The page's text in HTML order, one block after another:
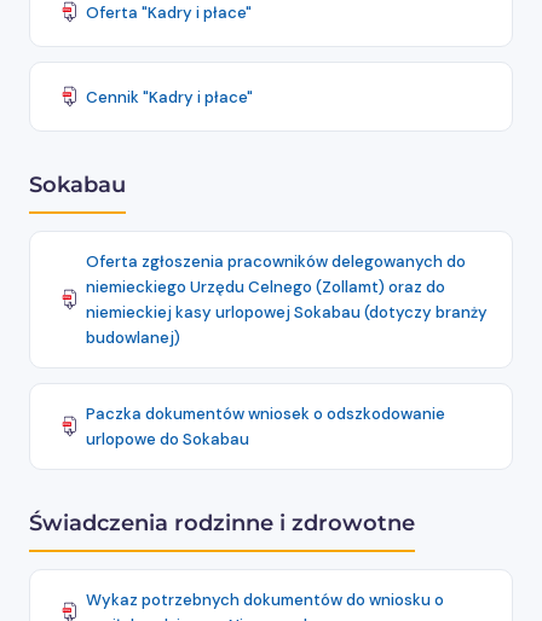
Oferta "Kadry i płace"
Cennik "Kadry i płace"
Sokabau
Oferta zgłoszenia pracowników delegowanych do
niemieckiego Urzędu Celnego (Zollamt) oraz do
niemieckiej kasy urlopowej Sokabau (dotyczy branży
budowlanej)
Paczka dokumentów wniosek o odszkodowanie
urlopowe do Sokabau
Świadczenia rodzinne i zdrowotne
Wykaz potrzebnych dokumentów do wniosku o